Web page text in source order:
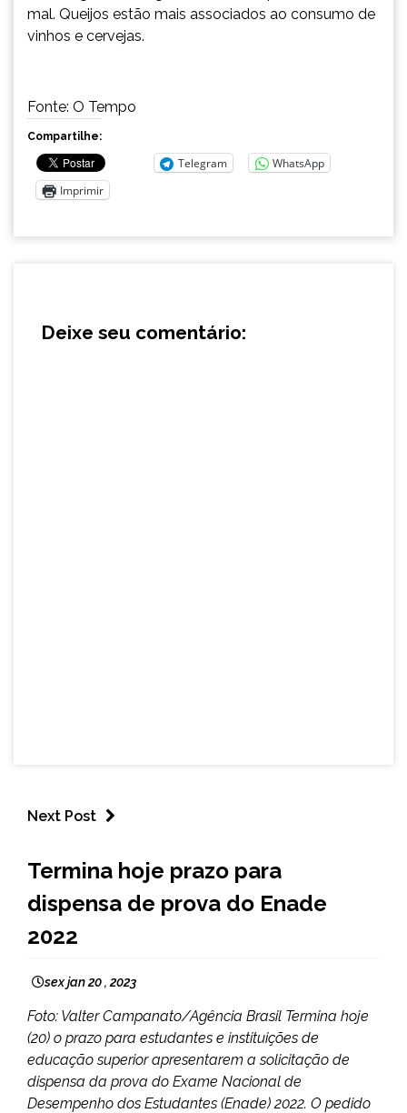
mal. Queijos estão mais associados ao consumo de
vinhos e cervejas.
Fonte: O Tempo
Compartilhe:
Telegram
WhatsApp
Imprimir
Deixe seu comentário:
Next Post
NOTÍCIAS
Termina hoje prazo para
dispensa de prova do Enade
2022
sex jan 20 , 2023
Foto: Valter Campanato/Agência Brasil Termina hoje
(20) o prazo para estudantes e instituições de
educação superior apresentarem a solicitação de
dispensa da prova do Exame Nacional de
Desempenho dos Estudantes (Enade) 2022. O pedido